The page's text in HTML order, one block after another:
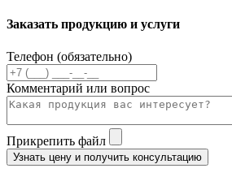
Заказать продукцию и услуги
Телефон (обязательно)
Комментарий или вопрос
Прикрепить файл
Узнать цену и получить консультацию